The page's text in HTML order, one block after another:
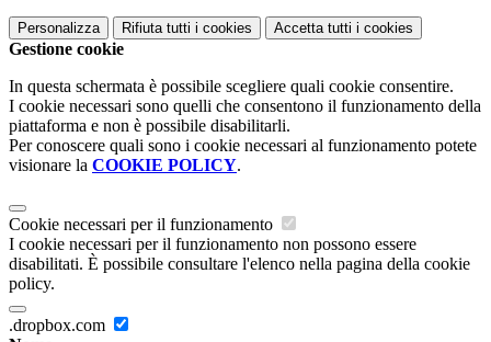
Personalizza Rifiuta tutti i cookies Accetta tutti i cookies
Gestione cookie
In questa schermata è possibile scegliere quali cookie consentire.
I cookie necessari sono quelli che consentono il funzionamento della
piattaforma e non è possibile disabilitarli.
Per conoscere quali sono i cookie necessari al funzionamento potete
visionare la COOKIE POLICY.
Cookie necessari per il funzionamento
I cookie necessari per il funzionamento non possono essere
disabilitati. È possibile consultare l'elenco nella pagina della cookie
policy.
.dropbox.com